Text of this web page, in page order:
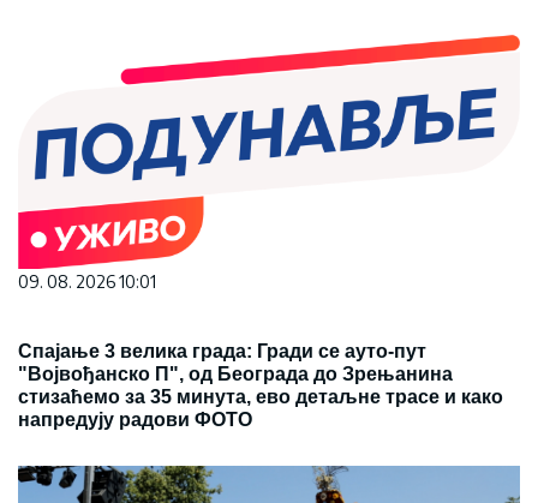
09. 08. 2026 10:01
Спајање 3 велика града: Гради се ауто-пут
"Војвођанско П", од Београда до Зрењанина
стизаћемо за 35 минута, ево детаљне трасе и како
напредују радови ФОТО